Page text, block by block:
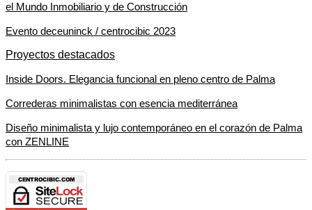
el Mundo Inmobiliario y de Construcción
Evento deceuninck / centrocibic 2023
Proyectos destacados
Inside Doors. Elegancia funcional en pleno centro de Palma
Correderas minimalistas con esencia mediterránea
Diseño minimalista y lujo contemporáneo en el corazón de Palma
con ZENLINE